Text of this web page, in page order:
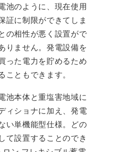
池のように、現在使用
証に制限ができてしま
の相性が悪く設置がで
りません。発電設備を
った電力を貯めるため
ともできます。
池本体と重塩害地域に
ィショナに加え、発電
い単機能型仕様。どの
て設置することのでき